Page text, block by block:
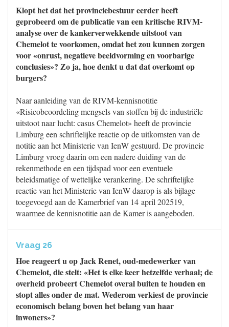
Klopt het dat het provinciebestuur eerder heeft
geprobeerd om de publicatie van een kritische RIVM-
analyse over de kankerverwekkende uitstoot van
Chemelot te voorkomen, omdat het zou kunnen zorgen
voor «onrust, negatieve beeldvorming en voorbarige
conclusies»? Zo ja, hoe denkt u dat dat overkomt op
burgers?
Naar aanleiding van de RIVM-kennisnotitie
«Risicobeoordeling mengsels van stoffen bij de industriële
uitstoot naar lucht: casus Chemelot» heeft de provincie
Limburg een schriftelijke reactie op de uitkomsten van de
notitie aan het Ministerie van IenW gestuurd. De provincie
Limburg vroeg daarin om een nadere duiding van de
rekenmethode en een tijdspad voor een eventuele
beleidsmatige of wettelijke verankering. De schriftelijke
reactie van het Ministerie van IenW daarop is als bijlage
toegevoegd aan de Kamerbrief van 14 april 202519,
waarmee de kennisnotitie aan de Kamer is aangeboden.
Vraag 26
Hoe reageert u op Jack Renet, oud-medewerker van
Chemelot, die stelt: «Het is elke keer hetzelfde verhaal; de
overheid probeert Chemelot overal buiten te houden en
stopt alles onder de mat. Wederom verkiest de provincie
economisch belang boven het belang van haar
inwoners»?